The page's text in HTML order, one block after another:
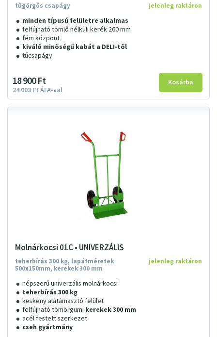
tűgörgős csapágy
minden típusú felületre alkalmas
felfújható tömlő nélküli kerék 260 mm
fém központ
kiváló minőségű kabát a DELI-től
tűcsapágy
jelenleg raktáron
18900Ft
24 003 Ft ÁFA-val
Molnárkocsi 01C • UNIVERZÁLIS
teherbírás 300 kg, lapátméretek
500x150mm, kerekek 300 mm
népszerű univerzális molnárkocsi
teherbírás 300 kg
keskeny alátámasztó felület
felfújható tömörgumi kerekek 300 mm
acél festett szerkezet
cseh gyártmány
jelenleg raktáron